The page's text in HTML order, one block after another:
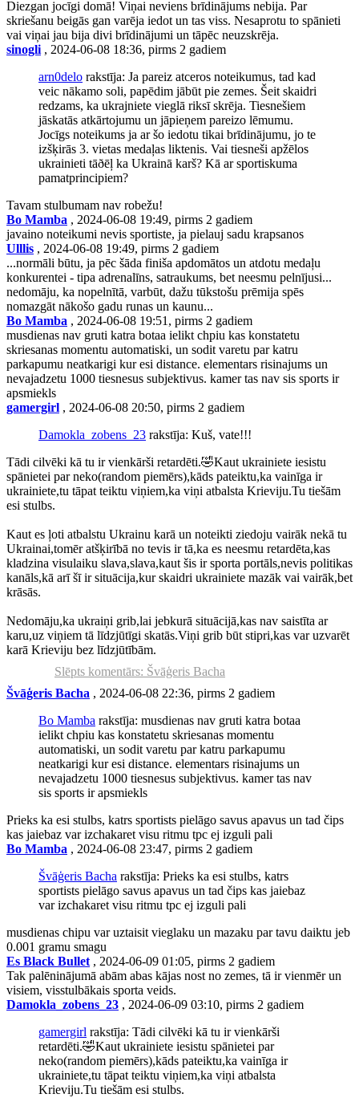
Diezgan jocīgi domā! Viņai neviens brīdinājums nebija. Par
skriešanu beigās gan varēja iedot un tas viss. Nesaprotu to spānieti
vai viņai jau bija divi brīdinājumi un tāpēc neuzskrēja.
sinogli , 2024-06-08 18:36, pirms 2 gadiem
arn0delo rakstīja: Ja pareiz atceros noteikumus, tad kad
veic nākamo soli, papēdim jābūt pie zemes. Šeit skaidri
redzams, ka ukrajniete vieglā riksī skrēja. Tiesnešiem
jāskatās atkārtojumu un jāpieņem pareizo lēmumu.
Jocīgs noteikums ja ar šo iedotu tikai brīdinājumu, jo te
izšķirās 3. vietas medaļas liktenis. Vai tiesneši apžēlos
ukrainieti tāðēļ ka Ukrainā karš? Kā ar sportiskuma
pamatprincipiem?
Tavam stulbumam nav robežu!
Bo Mamba , 2024-06-08 19:49, pirms 2 gadiem
javaino noteikumi nevis sportiste, ja pielauj sadu krapsanos
Ulllis , 2024-06-08 19:49, pirms 2 gadiem
...normāli būtu, ja pēc šāda finiša apdomātos un atdotu medaļu
konkurentei - tipa adrenalīns, satraukums, bet neesmu pelnījusi...
nedomāju, ka nopelnītā, varbūt, dažu tūkstošu prēmija spēs
nomazgāt nākošo gadu runas un kaunu...
Bo Mamba , 2024-06-08 19:51, pirms 2 gadiem
musdienas nav gruti katra botaa ielikt chpiu kas konstatetu
skriesanas momentu automatiski, un sodit varetu par katru
parkapumu neatkarigi kur esi distance. elementars risinajums un
nevajadzetu 1000 tiesnesus subjektivus. kamer tas nav sis sports ir
apsmiekls
gamergirl , 2024-06-08 20:50, pirms 2 gadiem
Damokla_zobens_23 rakstīja: Kuš, vate!!!
Tādi cilvēki kā tu ir vienkārši retardēti.🤣Kaut ukrainiete iesistu
spānietei par neko(random piemērs),kāds pateiktu,ka vainīga ir
ukrainiete,tu tāpat teiktu viņiem,ka viņi atbalsta Krieviju.Tu tiešām
esi stulbs.
Kaut es ļoti atbalstu Ukrainu karā un noteikti ziedoju vairāk nekā tu
Ukrainai,tomēr atšķirībā no tevis ir tā,ka es neesmu retardēta,kas
kladzina visulaiku slava,slava,kaut šis ir sporta portāls,nevis politikas
kanāls,kā arī šī ir situācija,kur skaidri ukrainiete mazāk vai vairāk,bet
krāsās.
Nedomāju,ka ukraiņi grib,lai jebkurā situācijā,kas nav saistīta ar
karu,uz viņiem tā līdzjūtīgi skatās.Viņi grib būt stipri,kas var uzvarēt
karā Krieviju bez līdzjūtībām.
Slēpts komentārs: Švāģeris Bacha
Švāģeris Bacha , 2024-06-08 22:36, pirms 2 gadiem
Bo Mamba rakstīja: musdienas nav gruti katra botaa
ielikt chpiu kas konstatetu skriesanas momentu
automatiski, un sodit varetu par katru parkapumu
neatkarigi kur esi distance. elementars risinajums un
nevajadzetu 1000 tiesnesus subjektivus. kamer tas nav
sis sports ir apsmiekls
Prieks ka esi stulbs, katrs sportists pielāgo savus apavus un tad čips
kas jaiebaz var izchakaret visu ritmu tpc ej izguli pali
Bo Mamba , 2024-06-08 23:47, pirms 2 gadiem
Švāģeris Bacha rakstīja: Prieks ka esi stulbs, katrs
sportists pielāgo savus apavus un tad čips kas jaiebaz
var izchakaret visu ritmu tpc ej izguli pali
musdienas chipu var uztaisit vieglaku un mazaku par tavu daiktu jeb
0.001 gramu smagu
Es Black Bullet , 2024-06-09 01:05, pirms 2 gadiem
Tak palēninājumā abām abas kājas nost no zemes, tā ir vienmēr un
visiem, visstulbākais sporta veids.
Damokla_zobens_23 , 2024-06-09 03:10, pirms 2 gadiem
gamergirl rakstīja: Tādi cilvēki kā tu ir vienkārši
retardēti.🤣Kaut ukrainiete iesistu spānietei par
neko(random piemērs),kāds pateiktu,ka vainīga ir
ukrainiete,tu tāpat teiktu viņiem,ka viņi atbalsta
Krieviju.Tu tiešām esi stulbs.